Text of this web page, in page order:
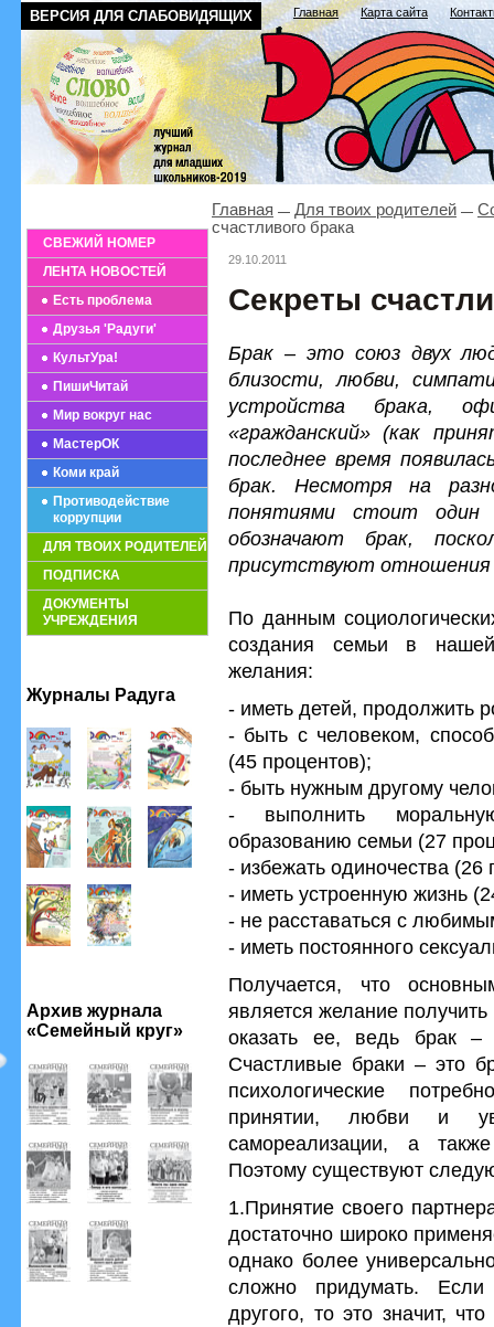
ВЕРСИЯ ДЛЯ СЛАБОВИДЯЩИХ Главная Карта сайта
СВЕЖИЙ НОМЕР
ЛЕНТА НОВОСТЕЙ
Есть проблема
Друзья 'Радуги'
КультУра!
ПишиЧитай
Мир вокруг нас
МастерОК
Коми край
Противодействие
коррупции
ДЛЯ ТВОИХ РОДИТЕЛЕЙ
ПОДПИСКА
ДОКУМЕНТЫ
УЧРЕЖДЕНИЯ
Журналы Радуга
Архив журнала
«Семейный круг»
Главная Для твоих родителей
счастливого брака
29.10.2011
Секреты
Брак – это союз двух
близости, любви,
устройства брака,
«гражданский» (как
последнее время
брак. Несмотря на
понятиями стоит
обозначают брак,
присутствуют отношения
По данным
создания семьи в
желания:
- иметь детей, продолжить
- быть с человеком,
(45 процентов);
- быть нужным другому
- выполнить
образованию семьи (27
- избежать одиночества (26
- иметь устроенную жизнь
- не расставаться с
- иметь постоянного
Получается, что
является желание
оказать ее, ведь брак –
Счастливые браки – это
психологические
принятии, любви и
самореализации, а
Поэтому существуют
1.Принятие своего
достаточно широко
однако более
сложно придумать.
другого, то это значит,